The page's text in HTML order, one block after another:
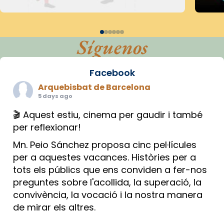
Síguenos
Facebook
Arquebisbat de Barcelona
5 days ago
🎬 Aquest estiu, cinema per gaudir i també
per reflexionar!
Mn. Peio Sánchez proposa cinc pel·lícules
per a aquestes vacances. Històries per a
tots els públics que ens conviden a fer-nos
preguntes sobre l'acollida, la superació, la
convivència, la vocació i la nostra manera
de mirar els altres.